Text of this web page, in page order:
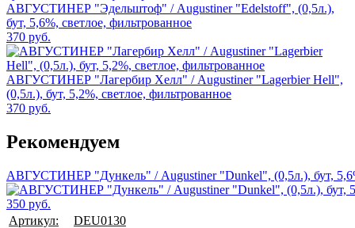
АВГУСТИНЕР "Эдельштоф" / Augustiner "Edelstoff", (0,5л.),
бут, 5,6%, светлое, фильтрованное
370 руб.
АВГУСТИНЕР "Лагербир Хелл" / Augustiner "Lagerbier Hell",
(0,5л.), бут, 5,2%, светлое, фильтрованное
370 руб.
Рекомендуем
АВГУСТИНЕР "Дункель" / Augustiner "Dunkel", (0,5л.), бут,
350 руб.
Артикул:
DEU0130